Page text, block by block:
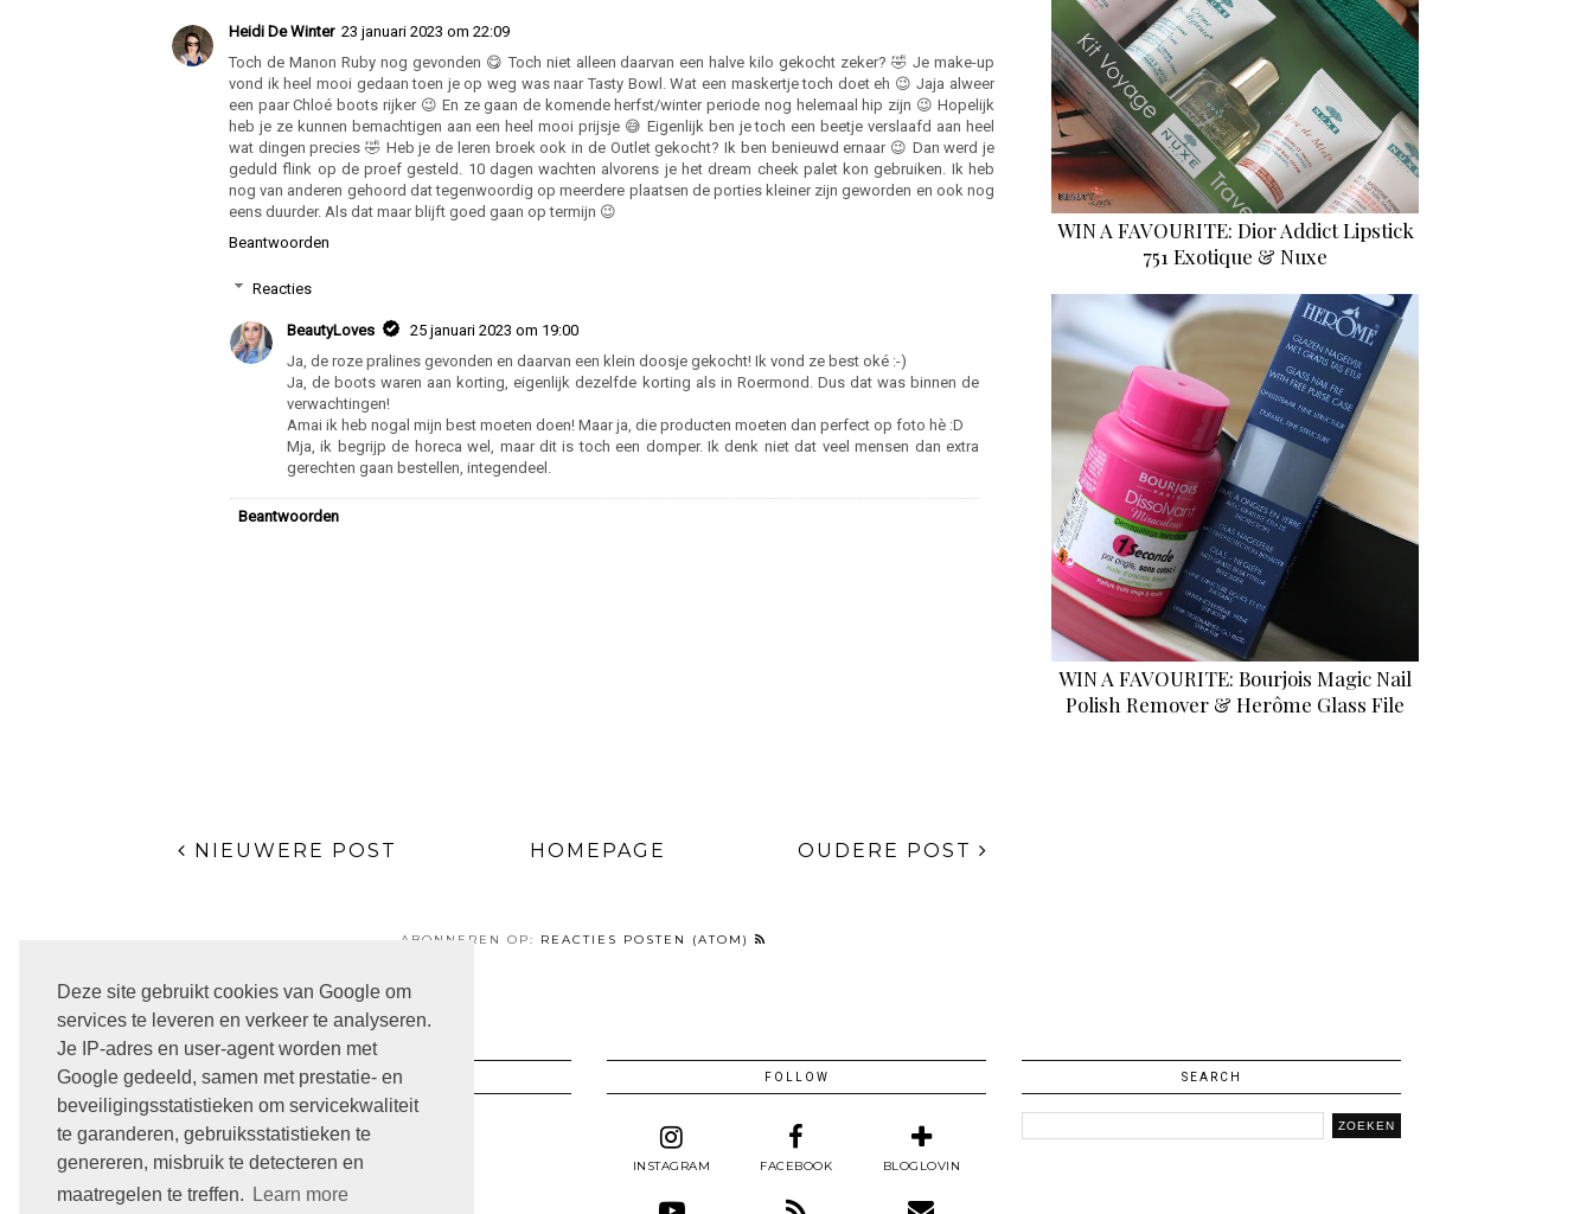
Deze site gebruikt cookies van Google om
services te leveren en verkeer te analyseren.
Je IP-adres en user-agent worden met
Google gedeeld, samen met prestatie- en
beveiligingsstatistieken om servicekwaliteit
te garanderen, gebruiksstatistieken te
genereren, misbruik te detecteren en
maatregelen te treffen.
Learn more
Heidi De Winter 23 januari 2023 om 22:09
Toch de Manon Ruby nog gevonden 😋 Toch niet alleen daarvan een halve kilo gekocht zeker? 🤣 Je make-up
vond ik heel mooi gedaan toen je op weg was naar Tasty Bowl. Wat een maskertje toch doet eh 😉 Jaja alweer
een paar Chloé boots rijker 😉 En ze gaan de komende herfst/winter periode nog helemaal hip zijn 😉 Hopelijk
heb je ze kunnen bemachtigen aan een heel mooi prijsje 😅 Eigenlijk ben je toch een beetje verslaafd aan heel
wat dingen precies 🤣 Heb je de leren broek ook in de Outlet gekocht? Ik ben benieuwd ernaar 😉 Dan werd je
geduld flink op de proef gesteld. 10 dagen wachten alvorens je het dream cheek palet kon gebruiken. Ik heb
nog van anderen gehoord dat tegenwoordig op meerdere plaatsen de porties kleiner zijn geworden en ook nog
eens duurder. Als dat maar blijft goed gaan op termijn 😉
Beantwoorden
Reacties
BeautyLoves
25 januari 2023 om 19:00
Ja, de roze pralines gevonden en daarvan een klein doosje gekocht! Ik vond ze best oké :-)
Ja, de boots waren aan korting, eigenlijk dezelfde korting als in Roermond. Dus dat was binnen de
verwachtingen!
Amai ik heb nogal mijn best moeten doen! Maar ja, die producten moeten dan perfect op foto hè :D
Mja, ik begrijp de horeca wel, maar dit is toch een domper. Ik denk niet dat veel mensen dan extra
gerechten gaan bestellen, integendeel.
Beantwoorden
NIEUWERE POST OUDERE POST
HOMEPAGE
ABONNEREN OP: REACTIES POSTEN (ATOM)
WIN A FAVOURITE: Dior Addict Lipstick
751 Exotique & Nuxe
WIN A FAVOURITE: Bourjois Magic Nail
Polish Remover & Herôme Glass File
ARCHIVE FOLLOW
INSTAGRAM FACEBOOK BLOGLOVIN
SEARCH